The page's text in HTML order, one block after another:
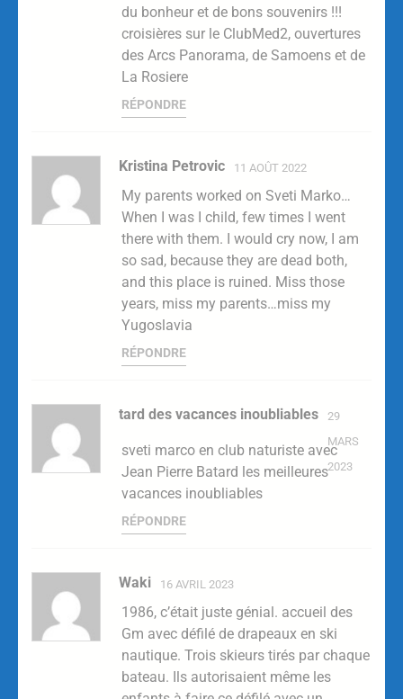
du bonheur et de bons souvenirs !!!
croisières sur le ClubMed2, ouvertures
des Arcs Panorama, de Samoens et de
La Rosiere
RÉPONDRE
Kristina Petrovic 11 AOÛT 2022
My parents worked on Sveti Marko…
When I was I child, few times I went
there with them. I would cry now, I am
so sad, because they are dead both,
and this place is ruined. Miss those
years, miss my parents…miss my
Yugoslavia
RÉPONDRE
tard des vacances inoubliables
29
MARS
2023
sveti marco en club naturiste avec
Jean Pierre Batard les meilleures
vacances inoubliables
RÉPONDRE
Waki 16 AVRIL 2023
1986, c’était juste génial. accueil des
Gm avec défilé de drapeaux en ski
nautique. Trois skieurs tirés par chaque
bateau. Ils autorisaient même les